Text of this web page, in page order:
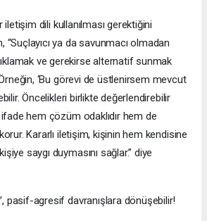
iletişim dili kullanılması gerektiğini
“Suçlayıcı ya da savunmacı olmadan
ve gerekirse alternatif sunmak
‘Bu görevi de üstlenirsem mevcut
Öncelikleri birlikte değerlendirebilir
hem çözüm odaklıdır hem de
Kararlı iletişim, kişinin hem kendisine
saygı duymasını sağlar.” diye
pasif-agresif davranışlara dönüşebilir!